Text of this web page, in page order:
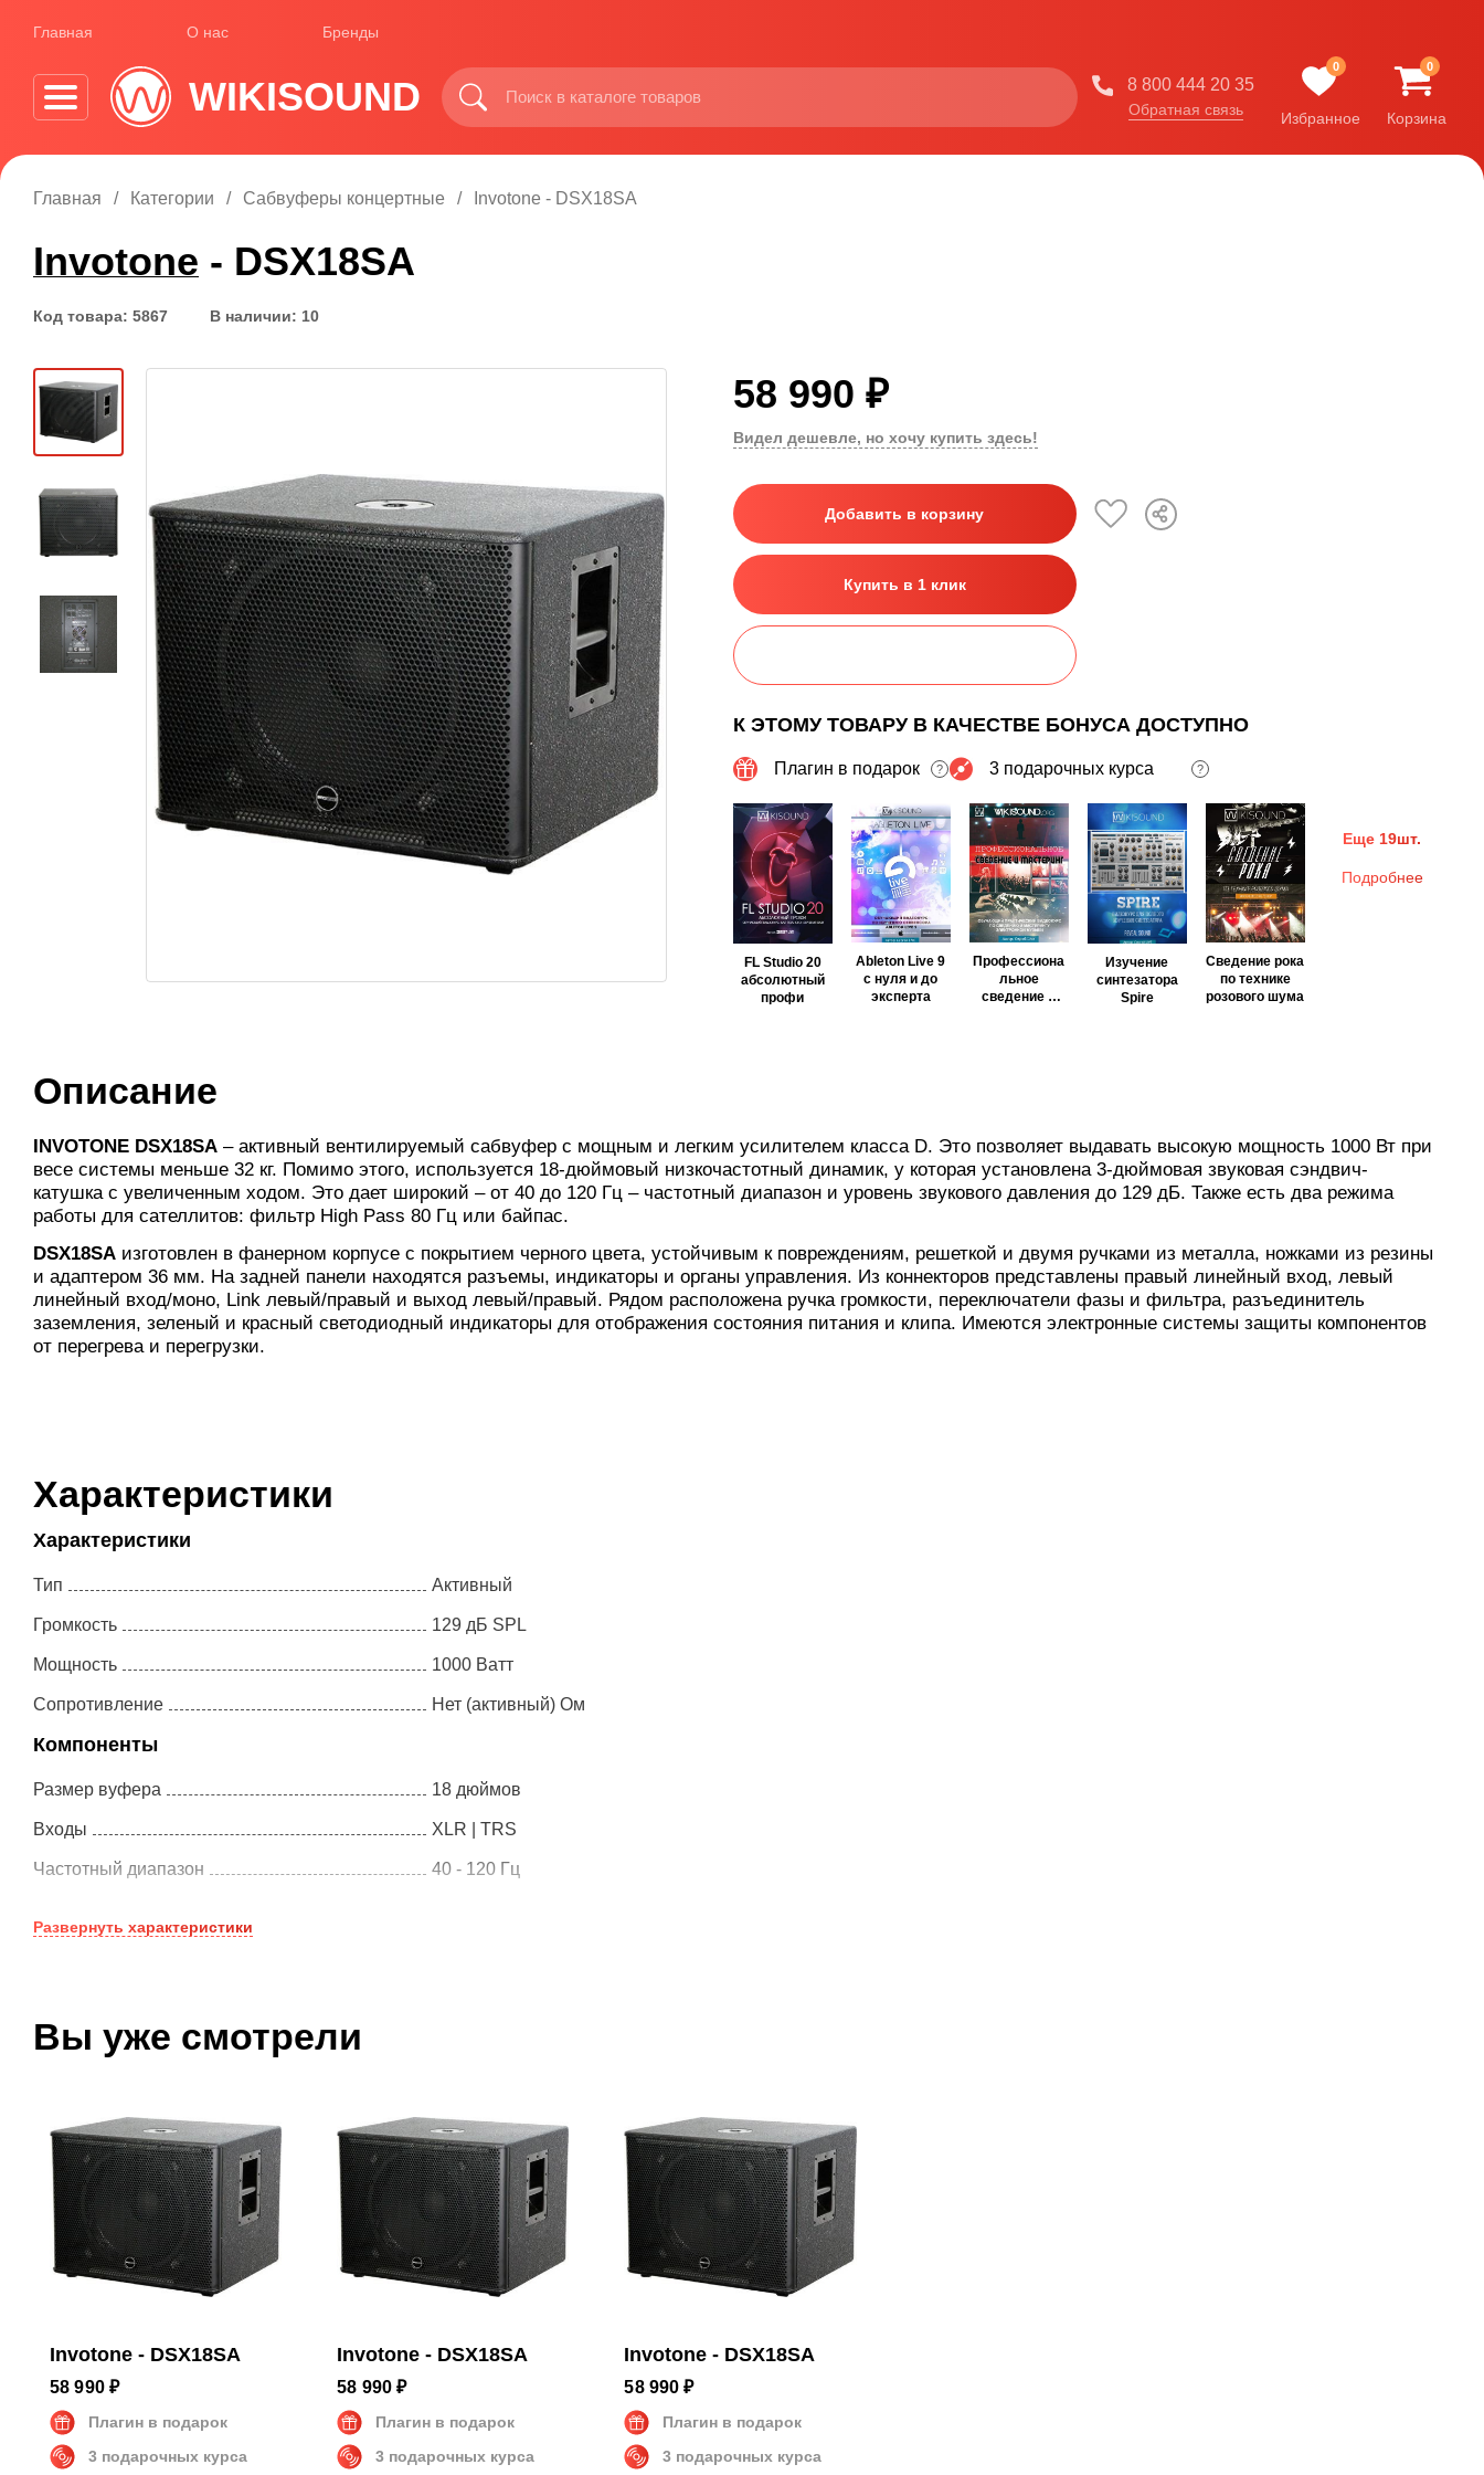
Главная О нас Бренды
WIKISOUND 8 800 444 20 35
Обратная связь
0
Избранное
0
Корзина
Главная Категории Сабвуферы концертные Invotone - DSX18SA
Invotone - DSX18SA
Код товара: 5867 В наличии: 10
58 990 ₽
Видел дешевле, но хочу купить здесь!
Добавить в корзину
Купить в 1 клик
К ЭТОМУ ТОВАРУ В КАЧЕСТВЕ БОНУСА ДОСТУПНО
Плагин в подарок ? 3 подарочных курса ?
FL Studio 20
абсолютный
профи
Ableton Live 9
с нуля и до
эксперта
Профессиона
льное
сведение и
Изучение
синтезатора
Spire
Сведение рока
по технике
розового шума
Еще 19шт.
Подробнее
Описание
INVOTONE DSX18SA – активный вентилируемый сабвуфер с мощным и легким усилителем класса D. Это позволяет выдавать высокую мощность 1000 Вт при
весе системы меньше 32 кг. Помимо этого, используется 18-дюймовый низкочастотный динамик, у которая установлена 3-дюймовая звуковая сэндвич-
катушка с увеличенным ходом. Это дает широкий – от 40 до 120 Гц – частотный диапазон и уровень звукового давления до 129 дБ. Также есть два режима
работы для сателлитов: фильтр High Pass 80 Гц или байпас.
DSX18SA изготовлен в фанерном корпусе с покрытием черного цвета, устойчивым к повреждениям, решеткой и двумя ручками из металла, ножками из резины
и адаптером 36 мм. На задней панели находятся разъемы, индикаторы и органы управления. Из коннекторов представлены правый линейный вход, левый
линейный вход/моно, Link левый/правый и выход левый/правый. Рядом расположена ручка громкости, переключатели фазы и фильтра, разъединитель
заземления, зеленый и красный светодиодный индикаторы для отображения состояния питания и клипа. Имеются электронные системы защиты компонентов
от перегрева и перегрузки.
Характеристики
Характеристики
Тип Активный
Громкость 129 дБ SPL
Мощность 1000 Ватт
Сопротивление Нет (активный) Ом
Компоненты
Размер вуфера 18 дюймов
Входы XLR | TRS
Частотный диапазон 40 - 120 Гц
Размеры и вес
Развернуть характеристики
Вы уже смотрели
Invotone - DSX18SA
58 990 ₽
Плагин в подарок
3 подарочных курса
Invotone - DSX18SA
58 990 ₽
Плагин в подарок
3 подарочных курса
Invotone - DSX18SA
58 990 ₽
Плагин в подарок
3 подарочных курса